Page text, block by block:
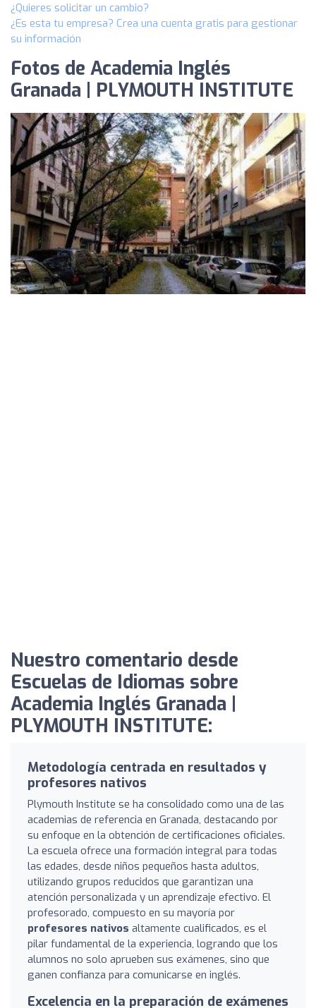
¿Quieres solicitar un cambio?
¿Es esta tu empresa? Crea una cuenta gratis para gestionar
su información
Fotos de Academia Inglés
Granada | PLYMOUTH INSTITUTE
Nuestro comentario desde
Escuelas de Idiomas sobre
Academia Inglés Granada |
PLYMOUTH INSTITUTE:
Metodología centrada en resultados y
profesores nativos
Plymouth Institute se ha consolidado como una de las
academias de referencia en Granada, destacando por
su enfoque en la obtención de certificaciones oficiales.
La escuela ofrece una formación integral para todas
las edades, desde niños pequeños hasta adultos,
utilizando grupos reducidos que garantizan una
atención personalizada y un aprendizaje efectivo. El
profesorado, compuesto en su mayoría por
profesores nativos altamente cualificados, es el
pilar fundamental de la experiencia, logrando que los
alumnos no solo aprueben sus exámenes, sino que
ganen confianza para comunicarse en inglés.
Excelencia en la preparación de exámenes